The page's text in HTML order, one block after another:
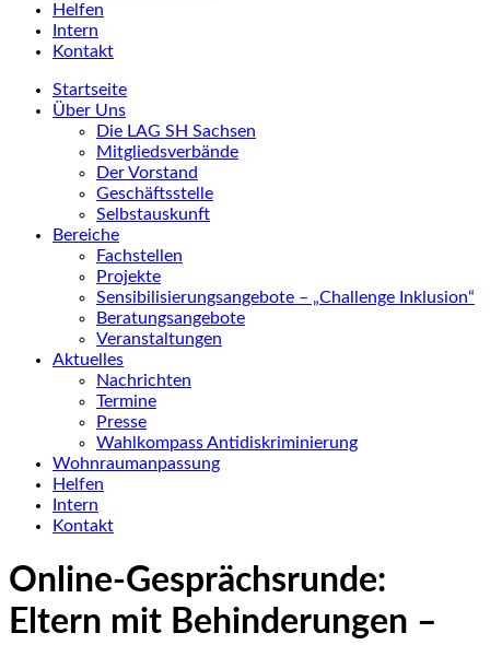
Helfen
Intern
Kontakt
Startseite
Über Uns
Die LAG SH Sachsen
Mitgliedsverbände
Der Vorstand
Geschäftsstelle
Selbstauskunft
Bereiche
Fachstellen
Projekte
Sensibilisierungsangebote – „Challenge Inklusion“
Beratungsangebote
Veranstaltungen
Aktuelles
Nachrichten
Termine
Presse
Wahlkompass Antidiskriminierung
Wohnraumanpassung
Helfen
Intern
Kontakt
Online-Gesprächsrunde:
Eltern mit Behinderungen –